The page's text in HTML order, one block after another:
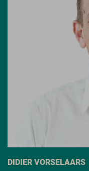
DIDIER VORSELAARS